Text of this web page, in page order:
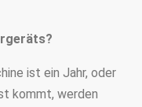
ist ein Jahr, oder
kommt, werden